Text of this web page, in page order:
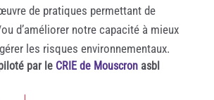
de pratiques permettant de
d’améliorer notre capacité à mieux
les risques environnementaux.
par le CRIE de Mouscronasbl